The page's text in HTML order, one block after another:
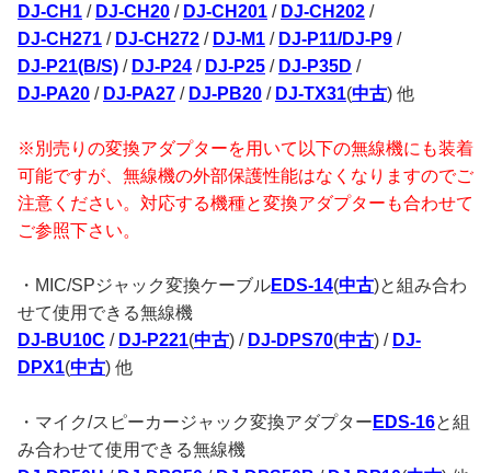
DJ-CH1 / DJ-CH20 / DJ-CH201 / DJ-CH202 /
DJ-CH271 / DJ-CH272 / DJ-M1 / DJ-P11/DJ-P9 /
DJ-P21(B/S) / DJ-P24 / DJ-P25 / DJ-P35D /
DJ-PA20 / DJ-PA27 / DJ-PB20 / DJ-TX31(中古) 他
※別売りの変換アダプターを用いて以下の無線機にも装着
可能ですが、無線機の外部保護性能はなくなりますのでご
注意ください。対応する機種と変換アダプターも合わせて
ご参照下さい。
・MIC/SPジャック変換ケーブルEDS-14(中古)と組み合わ
せて使用できる無線機
DJ-BU10C / DJ-P221(中古) / DJ-DPS70(中古) / DJ-
DPX1(中古) 他
・マイク/スピーカージャック変換アダプター EDS-16と組
み合わせて使用できる無線機